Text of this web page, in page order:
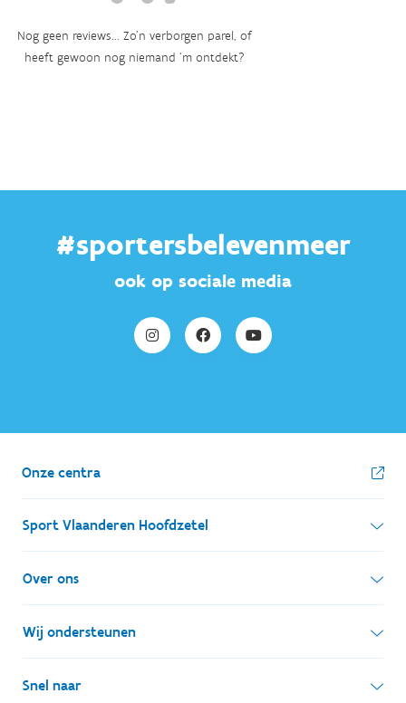
Nog geen reviews... Zo’n verborgen parel, of
heeft gewoon nog niemand ‘m ontdekt?
#sportersbelevenmeer
ook op sociale media
Onze centra
Sport Vlaanderen Hoofdzetel
Simon Bolivarlaan 17
1000 Brussel
Ondernemingsnummer: BE 0248.142.826
Over ons
Wie zijn we, wat doen we
Onze centra
Wij ondersteunen
Lokale besturen
Snel naar